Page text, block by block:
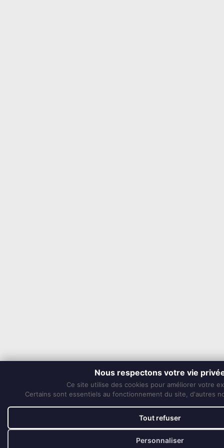
Nous respectons votre vie
Ce site utilise des cookies pour améliorer votre
Certains sont essentiels au fonctionnement du site, d'autres
Tout refuser
Personnaliser